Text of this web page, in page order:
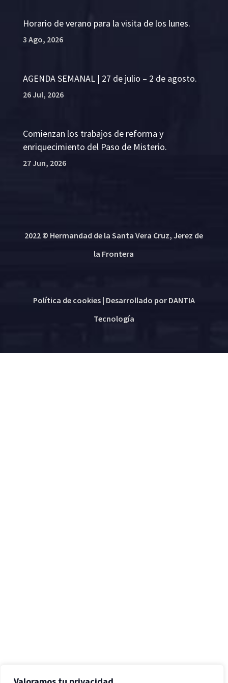
Horario de verano para la visita de los lunes.
3 Ago, 2026
AGENDA SEMANAL | 27 de julio – 2 de agosto.
26 Jul, 2026
Comienzan los trabajos de reforma y
enriquecimiento del Paso de Misterio.
27 Jun, 2026
2022 © Hermandad de la Santa Vera Cruz, Jerez de
la Frontera
Política de cookies| Desarrollado por DANTIA
Tecnología